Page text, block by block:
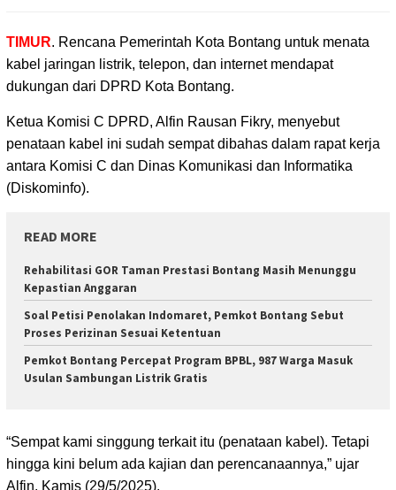
TIMUR. Rencana Pemerintah Kota Bontang untuk menata
kabel jaringan listrik, telepon, dan internetmendapat
dukungan dari DPRD Kota Bontang.
Ketua Komisi C DPRD, Alfin Rausan Fikry, menyebut
penataan kabel ini sudah sempat dibahas dalam rapat kerja
antara Komisi C dan Dinas Komunikasi dan Informatika
(Diskominfo).
READ MORE
Rehabilitasi GOR Taman Prestasi Bontang Masih Menunggu
Kepastian Anggaran
Soal Petisi Penolakan Indomaret, Pemkot Bontang Sebut
Proses Perizinan Sesuai Ketentuan
Pemkot Bontang Percepat Program BPBL, 987 Warga Masuk
Usulan Sambungan Listrik Gratis
“Sempat kami singgung terkait itu (penataan kabel). Tetapi
hingga kini belum ada kajian dan perencanaannya,” ujar
Alfin, Kamis (29/5/2025).